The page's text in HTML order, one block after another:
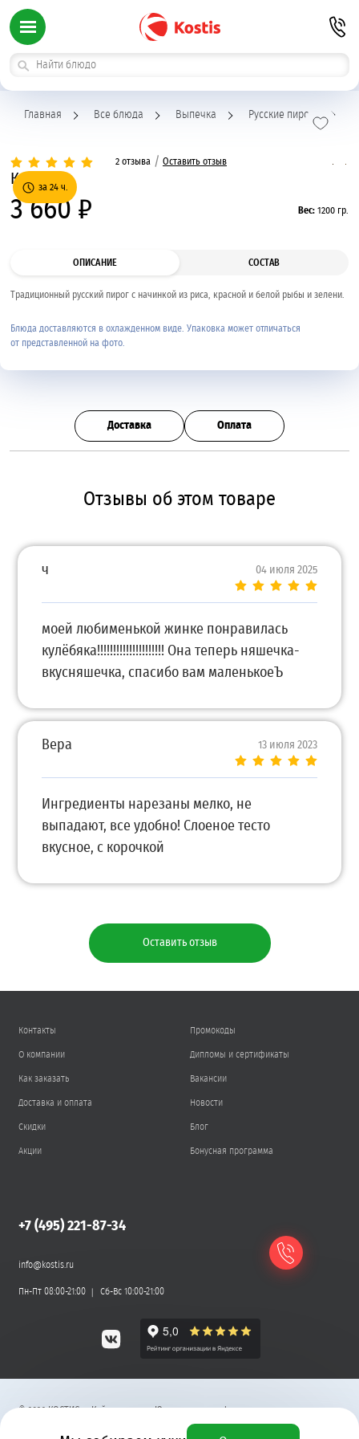
Главная Все блюда Выпечка Русские пироги
2 отзыва / Оставить отзыв
за 24 ч.
Кулебяка
3 660 ₽ Вес: 1200 гр.
ОПИСАНИЕ СОСТАВ
Традиционный русский пирог с начинкой из риса, красной и белой рыбы и зелени.
Блюда доставляются в охлажденном виде. Упаковка может отличаться
от представленной на фото.
Доставка Оплата
Отзывы об этом товаре
Оставить отзыв
ч 04 июля 2025
моей любименькой жинке понравилась
кулёбяка!!!!!!!!!!!!!!!!!!!!! Она теперь няшечка-
вкусняшечка, спасибо вам маленькоеЪ
Вера 13 июля 2023
Ингредиенты нарезаны мелко, не
выпадают, все удобно! Слоеное тесто
вкусное, с корочкой
Контакты
О компании
Как заказать
Доставка и оплата
Скидки
Акции
Промокоды
Дипломы и сертификаты
Вакансии
Новости
Блог
Бонусная программа
+7 (495) 221-87-34
info@kostis.ru
Пн-Пт 08:00-21:00 Сб-Вс 10:00-21:00
©2026 КОСТИС — Кейтеринг. Юридическая информация